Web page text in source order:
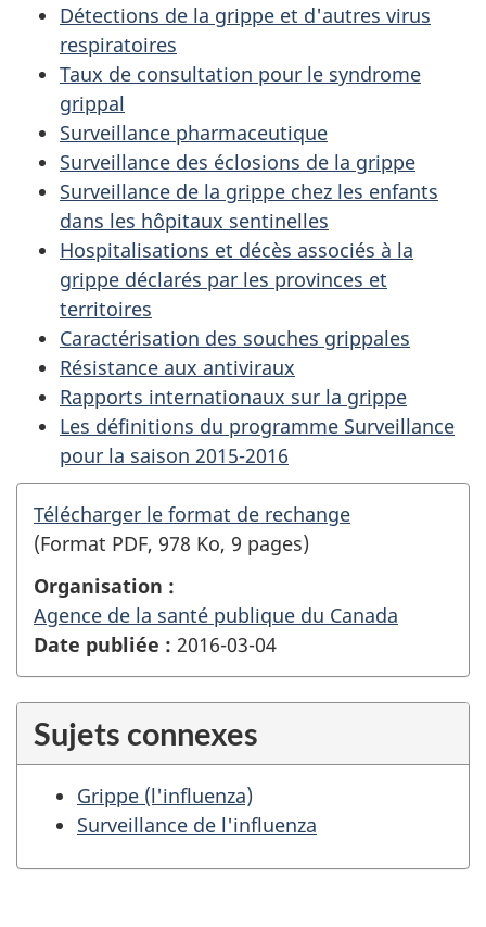
Détections de la grippe et d'autres virus
respiratoires
Taux de consultation pour le syndrome
grippal
Surveillance pharmaceutique
Surveillance des éclosions de la grippe
Surveillance de la grippe chez les enfants
dans les hôpitaux sentinelles
Hospitalisations et décès associés à la
grippe déclarés par les provinces et
territoires
Caractérisation des souches grippales
Résistance aux antiviraux
Rapports internationaux sur la grippe
Les définitions du programme Surveillance
pour la saison 2015-2016
Télécharger le format de rechange
(Format PDF, 978 Ko, 9 pages)
Organisation :
Agence de la santé publique du Canada
Date publiée : 2016-03-04
Sujets connexes
Grippe (l'influenza)
Surveillance de l'influenza